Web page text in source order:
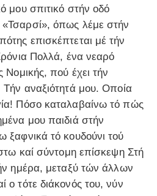
μου σπιτικό στήν οδό
όπως λέμε στήν
επισκέπτεται μέ τήν
Πολλά, ένα νεαρό
Νομικής, πού έχει τήν
Τήν αναξιότητά μου. Οποία
Πόσο καταλαβαίνω τό πώς
μου παιδιά στήν
ξαφνικά τό κουδούνι τού
καί σύντομη επίσκεψη Στή
ημέρα, μεταξύ τών άλλων
ο τότε διάκονός του, νύν